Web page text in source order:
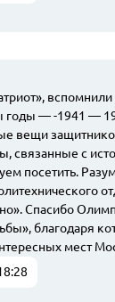
годы — -1941 —
вещи
связанные с
посетить.
Спасибо
благодаря
мест